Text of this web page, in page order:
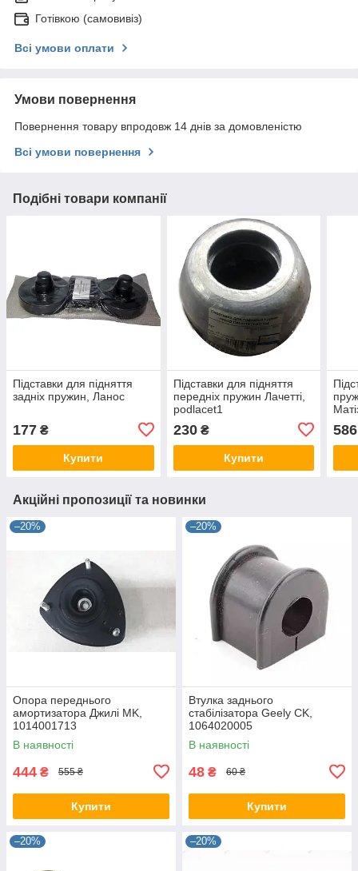
Готівкою (самовивіз)
Всі умови оплати
Умови повернення
Повернення товару впродовж 14 днів за домовленістю
Всі умови повернення
Подібні товари компанії
Підставки для підняття
задніх пружин, Ланос
177 ₴
Купити
Підставки для підняття
передніх пружин Лачетті,
podlacet1
230₴
Купити
586
Акційні пропозиції та новинки
–20%
Опора переднього
амортизатора Джилі MK,
1014001713
В наявності
444 ₴ 555 ₴
Купити
–20%
Втулка заднього
стабілізатора Geely CK,
1064020005
В наявності
48 ₴ 60 ₴
Купити
–20% –20%